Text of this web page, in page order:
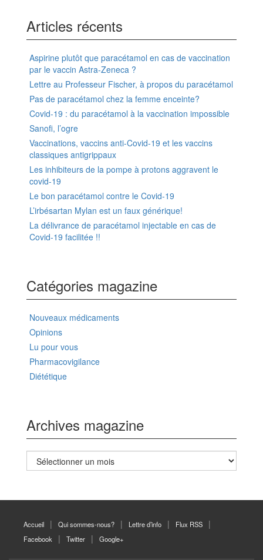
Articles récents
Aspirine plutôt que paracétamol en cas de vaccination
par le vaccin Astra-Zeneca ?
Lettre au Professeur Fischer, à propos du paracétamol
Pas de paracétamol chez la femme enceinte?
Covid-19 : du paracétamol à la vaccination impossible
Sanofi, l’ogre
Vaccinations, vaccins anti-Covid-19 et les vaccins
classiques antigrippaux
Les inhibiteurs de la pompe à protons aggravent le
covid-19
Le bon paracétamol contre le Covid-19
L’irbésartan Mylan est un faux générique!
La délivrance de paracétamol injectable en cas de
Covid-19 facilitée !!
Catégories magazine
Nouveaux médicaments
Opinions
Lu pour vous
Pharmacovigilance
Diététique
Archives magazine
Archives
magazine
Accueil Qui sommes-nous? Lettre d’info
Flux RSS
Facebook
Twitter Google+